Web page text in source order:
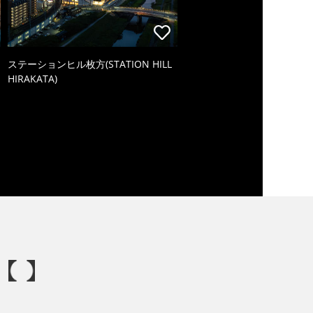
ステーションヒル枚方(STATION HILL
HIRAKATA)